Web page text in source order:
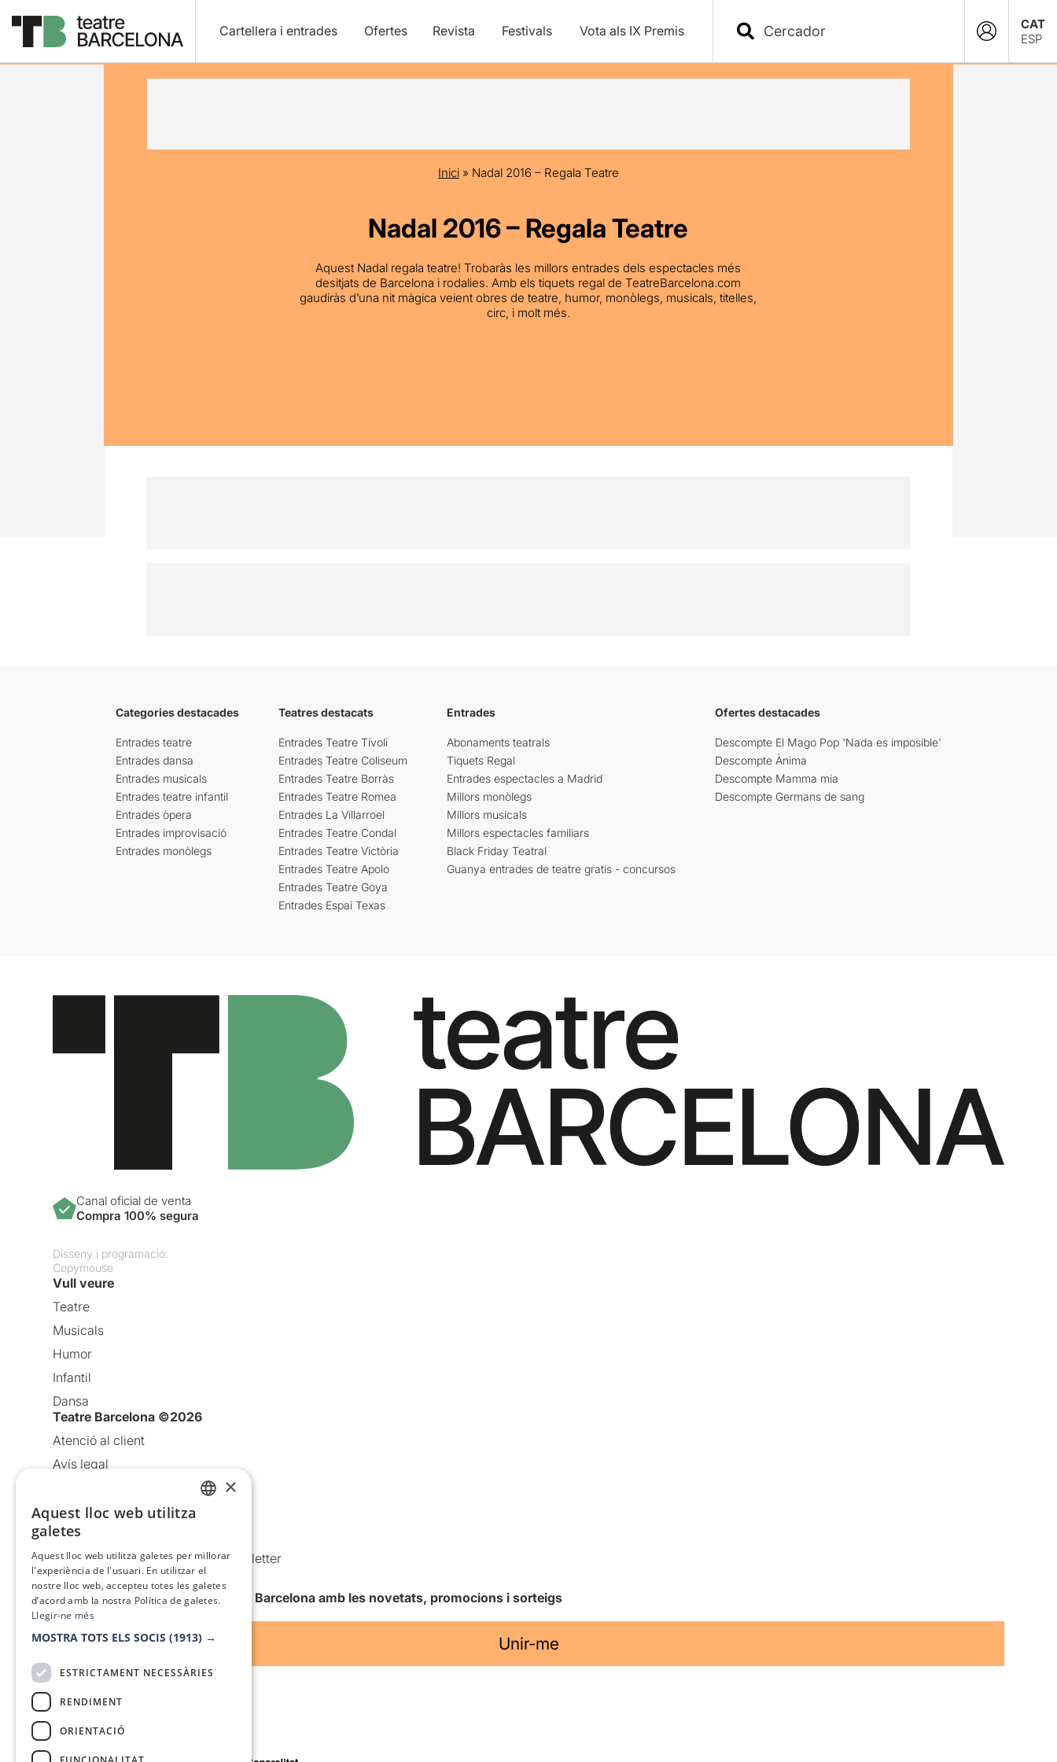
Cartellera i entrades Ofertes Revista Festivals Vota als IX Premis
CAT
ESP
Inici » Nadal 2016 – Regala Teatre
Nadal 2016 – Regala Teatre
Aquest Nadal regala teatre! Trobaràs les millors entrades dels espectacles més
desitjats de Barcelona i rodalies. Amb els tiquets regal de TeatreBarcelona.com
gaudiràs d’una nit màgica veient obres de teatre, humor, monòlegs, musicals, titelles,
circ, i molt més.
Categories destacades
Entrades teatre
Entrades dansa
Entrades musicals
Entrades teatre infantil
Entrades òpera
Entrades improvisació
Entrades monòlegs
Teatres destacats
Entrades Teatre Tívoli
Entrades Teatre Coliseum
Entrades Teatre Borràs
Entrades Teatre Romea
Entrades La Villarroel
Entrades Teatre Condal
Entrades Teatre Victòria
Entrades Teatre Apolo
Entrades Teatre Goya
Entrades Espai Texas
Entrades
Abonaments teatrals
Tiquets Regal
Entrades espectacles a Madrid
Millors monòlegs
Millors musicals
Millors espectacles familiars
Black Friday Teatral
Guanya entrades de teatre gratis - concursos
Ofertes destacades
Descompte El Mago Pop 'Nada es imposible'
Descompte Ànima
Descompte Mamma mia
Descompte Germans de sang
Canal oficial de venta
Compra 100% segura
Disseny i programació:
Copymouse
Vull veure
Teatre
Musicals
Humor
Infantil
Dansa
Teatre Barcelona ©2026
Atenció al client
Avís legal
Política de cookies
Condicions d’ús
Comunicacions comercials i Newsletter
Anuncia’t
Vull rebre la newsletter de Teatre Barcelona amb les novetats, promocions i sorteigs
Unir-me
Amb el suport de
×
Aquest lloc web utilitza
galetes
Aquest lloc web utilitza galetes per millorar
l'experiència de l'usuari. En utilitzar el
nostre lloc web, accepteu totes les galetes
d’acord amb la nostra Política de galetes.
Llegir-ne més
MOSTRA TOTS ELS SOCIS (1913) →
ESTRICTAMENT NECESSÀRIES
RENDIMENT
ORIENTACIÓ